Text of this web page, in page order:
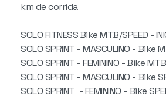
km de corrida
SOLO FITNESS Bike MTB/SPEED -
SOLO SPRINT - MASCULINO - Bike
SOLO SPRINT - FEMININO - Bike MTB
SOLO SPRINT - MASCULINO - Bike
SOLO SPRINT - FEMININO - Bike